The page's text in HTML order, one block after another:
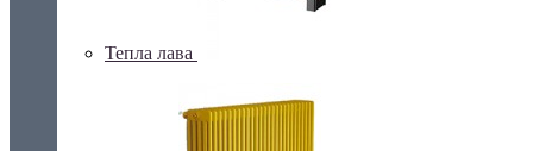
Тепла лава